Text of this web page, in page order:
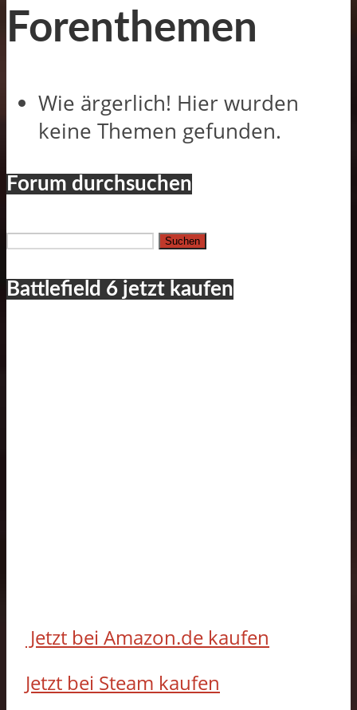
Forenthemen
Wie ärgerlich! Hier wurden
keine Themen gefunden.
Forum durchsuchen
Suchen
Battlefield 6 jetzt kaufen
Jetzt bei Amazon.de kaufen
Jetzt bei Steam kaufen